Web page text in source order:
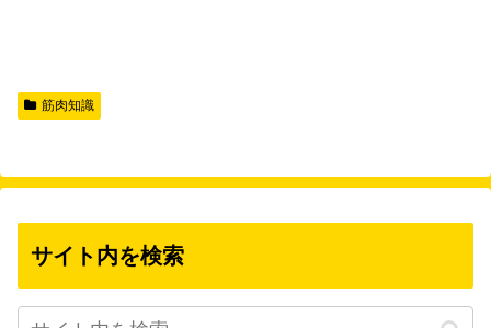
筋肉知識
サイト内を検索